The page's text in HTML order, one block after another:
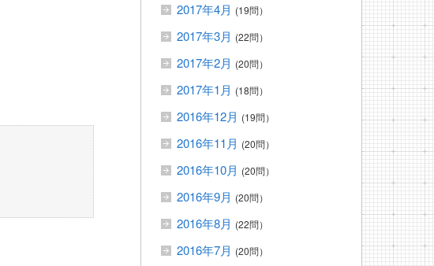
2017年4月 (19問）
2017年3月 (22問）
2017年2月 (20問）
2017年1月 (18問）
2016年12月 (19問）
2016年11月 (20問）
2016年10月 (20問）
2016年9月 (20問）
2016年8月 (22問）
2016年7月 (20問）